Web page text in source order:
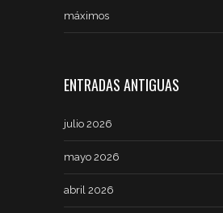
máximos
ENTRADAS ANTIGUAS
julio 2026
mayo 2026
abril 2026